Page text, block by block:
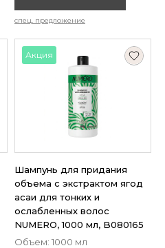
спец. предложение
Акция
Шампунь для придания
объема с экстрактом ягод
асаи для тонких и
ослабленных волос
NUMERO, 1000 мл, B080165
Объем: 1000 мл